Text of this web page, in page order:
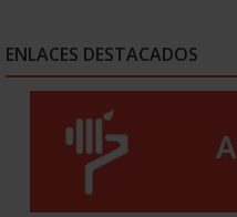
ENLACES DESTACADOS